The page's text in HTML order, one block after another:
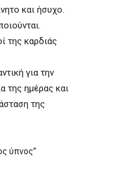
και ήσυχο.
της καρδιάς
για την
της ημέρας και
της
ύπνος”